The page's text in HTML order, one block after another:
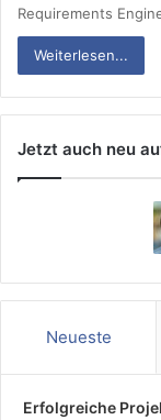
Requirements
Weiterlesen...
Jetzt auch neu
Neueste
Erfolgreiche